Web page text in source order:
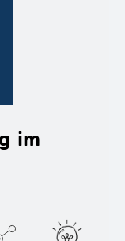
im